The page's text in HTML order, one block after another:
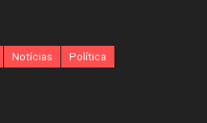
Notícias Política